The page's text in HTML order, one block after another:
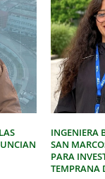
INGENIERA
SAN
PARA
TEMPRANA